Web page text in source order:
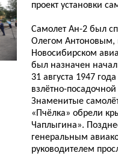
проект установки
Самолет Ан-2 был
Олегом Антоновым,
Новосибирском
был назначен
31 августа 1947
взлётно-
Знаменитые
«Пчёлка» обрели
Чаплыгина».
генеральным
руководителем